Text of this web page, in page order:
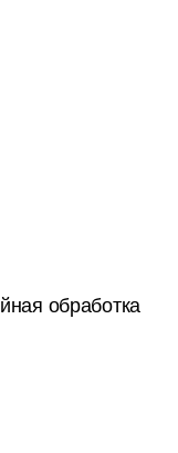
обработка